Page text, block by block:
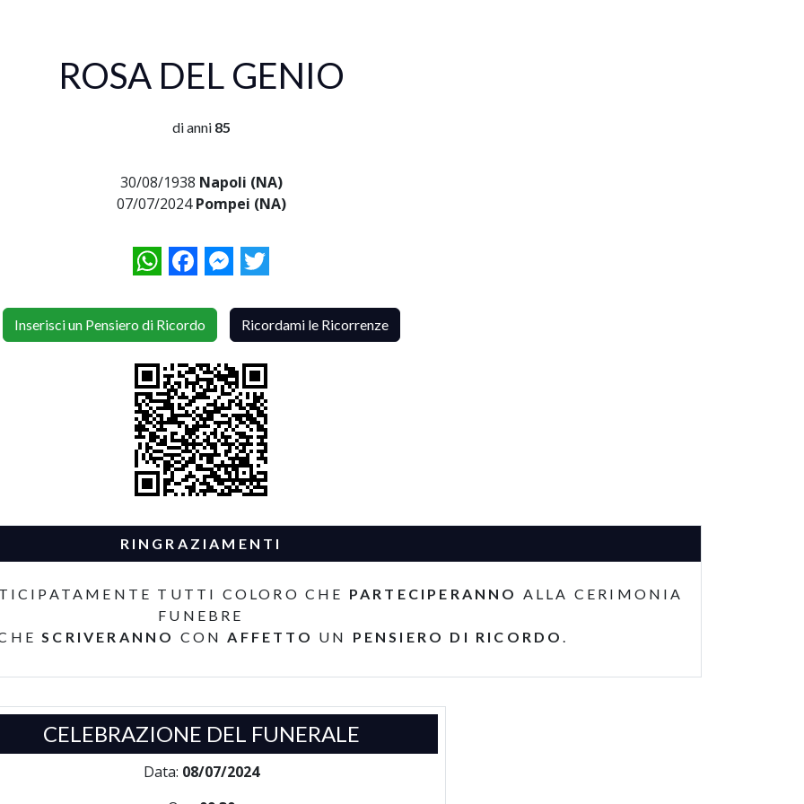
ROSA DEL GENIO
di anni 85
30/08/1938 Napoli (NA)
07/07/2024Pompei (NA)
WhatsAppFacebookMessenger
Twitter
Inserisci un Pensiero di Ricordo Ricordami le Ricorrenze
RINGRAZIAMENTI
TUTTI COLORO CHE PARTECIPERANNO ALLA CERIMONIA
FUNEBRE
SCRIVERANNO CONAFFETTO UN PENSIERO DI RICORDO.
CELEBRAZIONE DEL FUNERALE
Data: 08/07/2024